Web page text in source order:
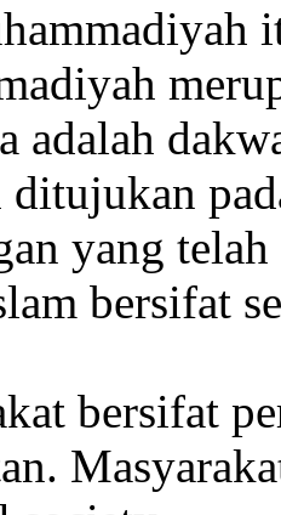
adalah
yang
bersifat
bersifat